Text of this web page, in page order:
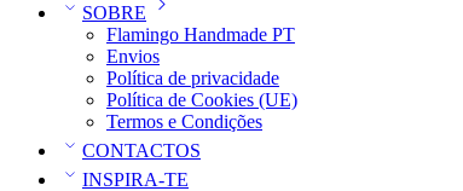
SOBRE
Flamingo Handmade PT
Envios
Política de privacidade
Política de Cookies (UE)
Termos e Condições
CONTACTOS
INSPIRA-TE